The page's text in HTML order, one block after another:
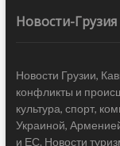
Новости-Грузия
Новости Грузии,
конфликты и
культура, спорт,
Украиной,
и ЕС. Новости